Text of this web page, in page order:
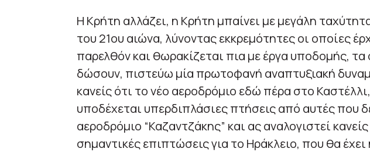
Η Κρήτη αλλάζει, η Κρήτη μπαίνει με μεγάλη
του 21ου αιώνα, λύνοντας εκκρεμότητες οι οποίες
παρελθόν και θωρακίζεται πια με έργα υποδομής,
δώσουν, πιστεύω μία πρωτοφανή αναπτυξιακή
κανείς ότι το νέο αεροδρόμιο εδώ πέρα στο
υποδέχεται υπερδιπλάσιες πτήσεις από αυτές που
αεροδρόμιο “Καζαντζάκης” και ας αναλογιστεί
σημαντικές επιπτώσεις για το Ηράκλειο, που θα